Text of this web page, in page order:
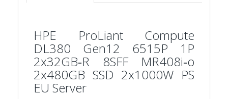
HPE ProLiant Compute
DL380 Gen12 6515P 1P
2x32GB‑R 8SFF MR408i‑o
2x480GB SSD 2x1000W PS
EU Server